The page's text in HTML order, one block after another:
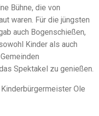
Bühne, die von
waren. Für die jüngsten
auch Bogenschießen,
Kinder als auch
Spektakel zu genießen.
Ole